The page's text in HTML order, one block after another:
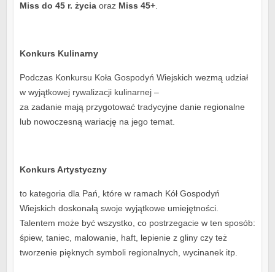
Miss do 45 r. życiaoraz Miss 45+.
Konkurs Kulinarny
Podczas Konkursu Koła Gospodyń Wiejskich wezmą udział
w wyjątkowej rywalizacji kulinarnej –
za zadanie mają przygotować tradycyjne danie regionalne
lub nowoczesną wariację na jego temat.
Konkurs Artystyczny
to kategoria dla Pań, które w ramach Kół Gospodyń
Wiejskich doskonałą swoje wyjątkowe umiejętności.
Talentem może być wszystko, co postrzegacie w ten sposób:
śpiew, taniec, malowanie, haft, lepienie z gliny czy też
tworzenie pięknych symboli regionalnych, wycinanek itp.